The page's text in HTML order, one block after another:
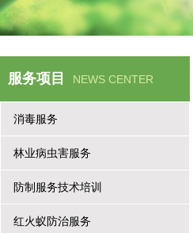
服务项目 NEWS CENTER
消毒服务
林业病虫害服务
防制服务技术培训
红火蚁防治服务